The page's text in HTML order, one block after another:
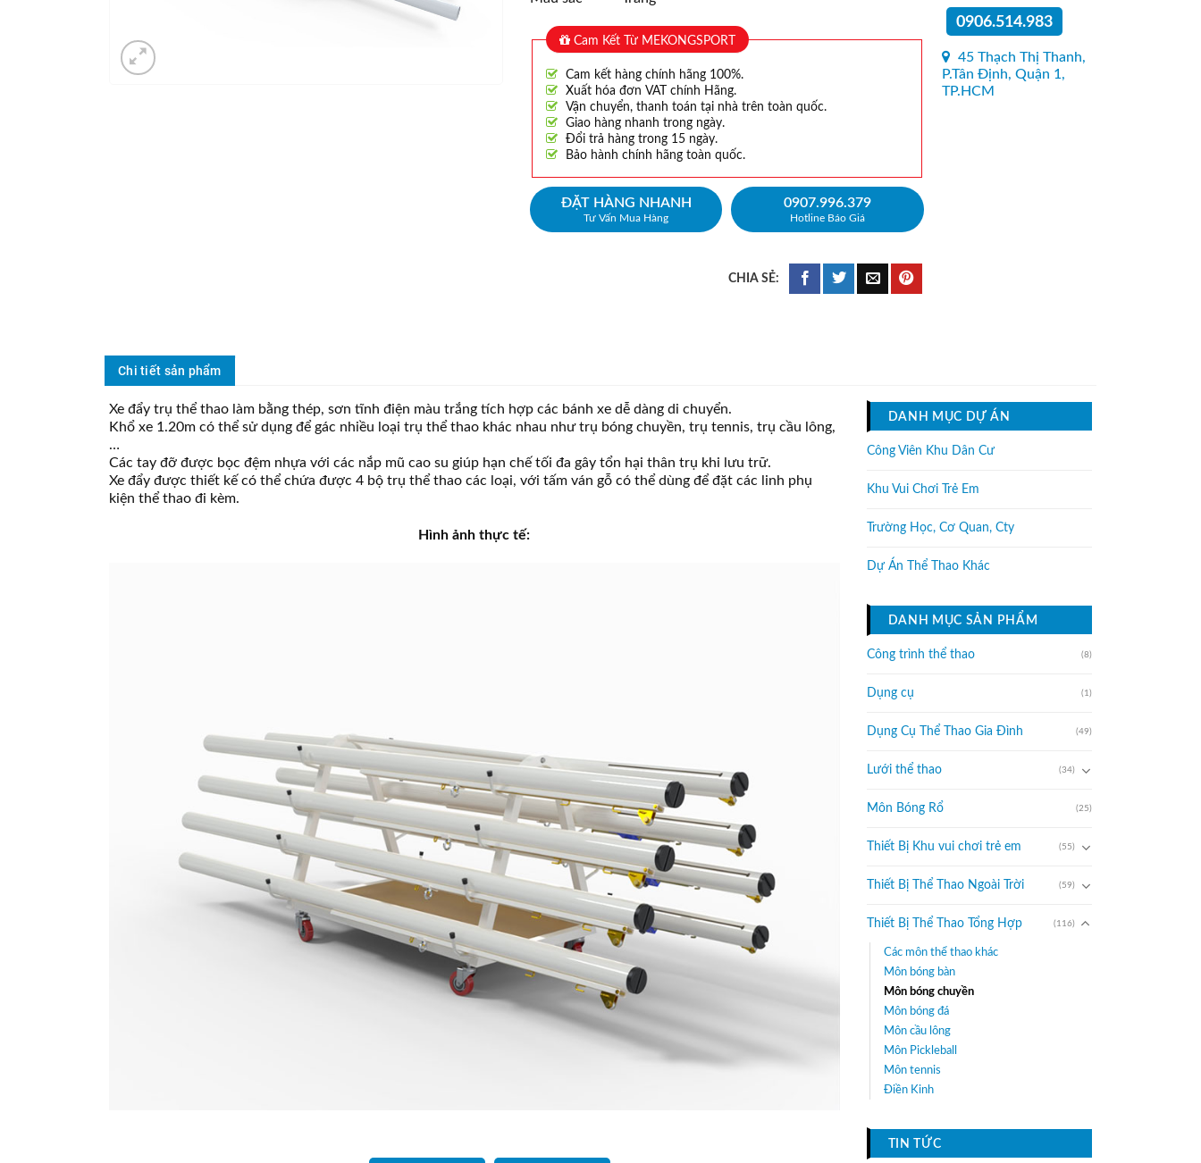
Cam Kết Từ MEKONGSPORT
Cam kết hàng chính hãng 100%.
Xuất hóa đơn VAT chính Hãng.
Vận chuyển, thanh toán tại nhà trên toàn quốc.
Giao hàng nhanh trong ngày.
Đổi trả hàng trong 15 ngày.
Bảo hành chính hãng toàn quốc.
ĐẶT HÀNG NHANH
Tư Vấn Mua Hàng
0907.996.379
Hotline Báo Giá
0906.514.983
45 Thạch Thị Thanh,
P.Tân Định, Quận 1,
TP.HCM
Chi tiết sản phẩm
Xe đẩy trụ thể thao làm bằng thép, sơn tĩnh điện màu trắng tích hợp các bánh xe dễ dàng di chuyển.
Khổ xe 1.20m có thể sử dụng để gác nhiều loại trụ thể thao khác nhau như trụ bóng chuyền, trụ tennis, trụ cầu lông,
…
Các tay đỡ được bọc đệm nhựa với các nắp mũ cao su giúp hạn chế tối đa gây tổn hại thân trụ khi lưu trữ.
Xe đẩy được thiết kế có thể chứa được 4 bộ trụ thể thao các loại, với tấm ván gỗ có thể dùng để đặt các linh phụ
kiện thể thao đi kèm.
Hình ảnh thực tế:
DANH MỤC DỰ ÁN
Công Viên Khu Dân Cư
Khu Vui Chơi Trẻ Em
Trường Học, Cơ Quan, Cty
Dự Án Thể Thao Khác
DANH MỤC SẢN PHẨM
Công trình thể thao (8)
Dụng cụ (1)
Dụng Cụ Thể Thao Gia Đình (49)
Lưới thể thao (34)
Môn Bóng Rổ (25)
Thiết Bị Khu vui chơi trẻ em (55)
Thiết Bị Thể Thao Ngoài Trời (59)
Thiết Bị Thể Thao Tổng Hợp (116)
Các môn thể thao khác
Môn bóng bàn
Môn bóng chuyền
Môn bóng đá
Môn cầu lông
Môn Pickleball
Môn tennis
Điền Kinh
TIN TỨC